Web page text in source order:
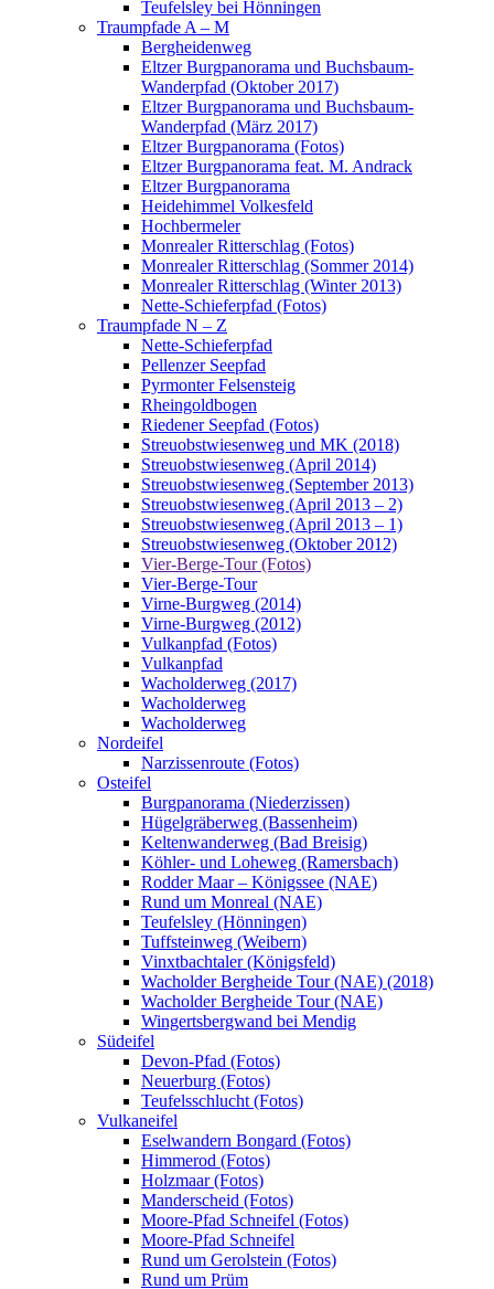
Teufelsley bei Hönningen
Traumpfade A – M
Bergheidenweg
Eltzer Burgpanorama und Buchsbaum-
Wanderpfad (Oktober 2017)
Eltzer Burgpanorama und Buchsbaum-
Wanderpfad (März 2017)
Eltzer Burgpanorama (Fotos)
Eltzer Burgpanorama feat. M. Andrack
Eltzer Burgpanorama
Heidehimmel Volkesfeld
Hochbermeler
Monrealer Ritterschlag (Fotos)
Monrealer Ritterschlag (Sommer 2014)
Monrealer Ritterschlag (Winter 2013)
Nette-Schieferpfad (Fotos)
Traumpfade N – Z
Nette-Schieferpfad
Pellenzer Seepfad
Pyrmonter Felsensteig
Rheingoldbogen
Riedener Seepfad (Fotos)
Streuobstwiesenweg und MK (2018)
Streuobstwiesenweg (April 2014)
Streuobstwiesenweg (September 2013)
Streuobstwiesenweg (April 2013 – 2)
Streuobstwiesenweg (April 2013 – 1)
Streuobstwiesenweg (Oktober 2012)
Vier-Berge-Tour (Fotos)
Vier-Berge-Tour
Virne-Burgweg (2014)
Virne-Burgweg (2012)
Vulkanpfad (Fotos)
Vulkanpfad
Wacholderweg (2017)
Wacholderweg
Wacholderweg
Nordeifel
Narzissenroute (Fotos)
Osteifel
Burgpanorama (Niederzissen)
Hügelgräberweg (Bassenheim)
Keltenwanderweg (Bad Breisig)
Köhler- und Loheweg (Ramersbach)
Rodder Maar – Königssee (NAE)
Rund um Monreal (NAE)
Teufelsley (Hönningen)
Tuffsteinweg (Weibern)
Vinxtbachtaler (Königsfeld)
Wacholder Bergheide Tour (NAE) (2018)
Wacholder Bergheide Tour (NAE)
Wingertsbergwand bei Mendig
Südeifel
Devon-Pfad (Fotos)
Neuerburg (Fotos)
Teufelsschlucht (Fotos)
Vulkaneifel
Eselwandern Bongard (Fotos)
Himmerod (Fotos)
Holzmaar (Fotos)
Manderscheid (Fotos)
Moore-Pfad Schneifel (Fotos)
Moore-Pfad Schneifel
Rund um Gerolstein (Fotos)
Rund um Prüm